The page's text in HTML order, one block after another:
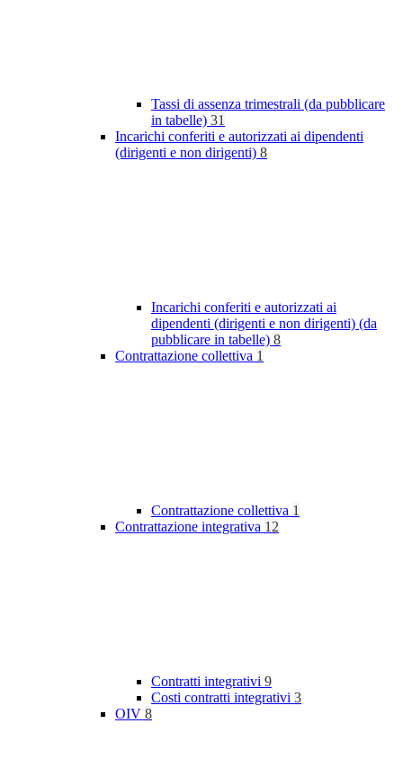
Tassi di assenza trimestrali (da pubblicare
in tabelle) 31
Incarichi conferiti e autorizzati ai dipendenti
(dirigenti e non dirigenti) 8
Incarichi conferiti e autorizzati ai
dipendenti (dirigenti e non dirigenti) (da
pubblicare in tabelle) 8
Contrattazione collettiva 1
Contrattazione collettiva 1
Contrattazione integrativa 12
Contratti integrativi 9
Costi contratti integrativi 3
OIV 8